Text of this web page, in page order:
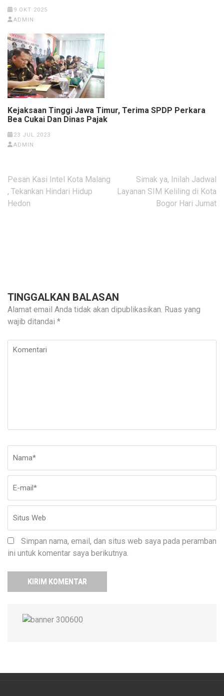
9 OKT 2025
ADMIN
Kejaksaan Tinggi Jawa Timur, Terima SPDP Perkara
Bea Cukai Dan Dinas Pajak
23 JUL 2023
ADMIN
Navigasi
pos
Pesan Kasi Intel Kota Malang
, Tekankan Hindari Hidup
Hedon
Simak ya, Inilah Jadwal
Layanan SIM Keliling di Kota
Bogor Hari Jumat
TINGGALKAN BALASAN
Alamat email Anda tidak akan dipublikasikan. Ruas yang
wajib ditandai *
Komentari
Simpan nama, email, dan situs web saya pada peramban
ini untuk komentar saya berikutnya.